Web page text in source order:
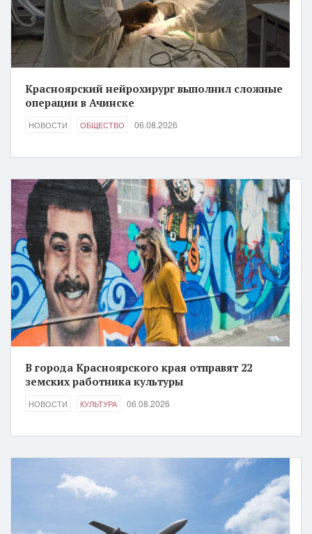
Красноярский нейрохирург выполнил сложные
операции в Ачинске
НОВОСТИ ОБЩЕСТВО 06.08.2026
В города Красноярского края отправят 22
земских работника культуры
НОВОСТИ КУЛЬТУРА 06.08.2026